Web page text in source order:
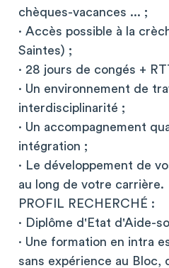
chèques-vacances ... ;
· Accès possible à la
Saintes) ;
· 28 jours de congés +
· Un environnement de
interdisciplinarité ;
· Un accompagnement
intégration ;
· Le développement de
au long de votre carrière.
PROFIL RECHERCHÉ :
· Diplôme d'Etat d'Aide-
· Une formation en intra
sans expérience au Bloc,